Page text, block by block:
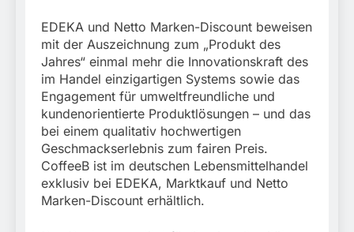
EDEKA und Netto Marken-Discount beweisen
mit der Auszeichnung zum „Produkt des
Jahres“ einmal mehr die Innovationskraft des
im Handel einzigartigen Systems sowie das
Engagement für umweltfreundliche und
kundenorientierte Produktlösungen – und das
bei einem qualitativ hochwertigen
Geschmackserlebnis zum fairen Preis.
CoffeeB ist im deutschen Lebensmittelhandel
exklusiv bei EDEKA, Marktkauf und Netto
Marken-Discount erhältlich.